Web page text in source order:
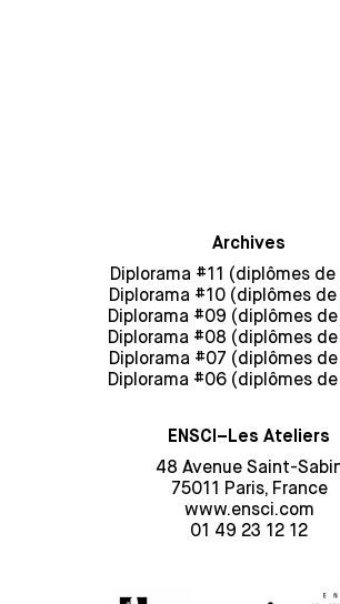
Archives
Diplorama #11 (diplômes
Diplorama #10 (diplômes
Diplorama #09 (diplômes
Diplorama #08 (diplômes
Diplorama #07 (diplômes
Diplorama #06 (diplômes
ENSCI–Les Ateliers
48 Avenue Saint-
75011 Paris, France
www.ensci.com
01 49 23 12 12